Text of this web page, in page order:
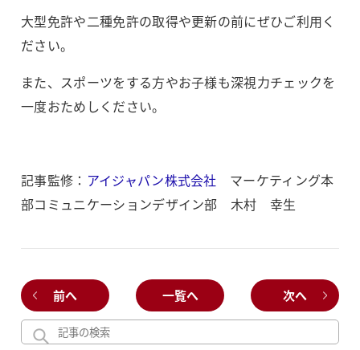
大型免許や二種免許の取得や更新の前にぜひご利用く
ださい。
また、スポーツをする方やお子様も深視力チェックを
一度おためしください。
記事監修： アイジャパン株式会社 マーケティング本
部コミュニケーションデザイン部 木村 幸生
前へ 一覧へ 次へ